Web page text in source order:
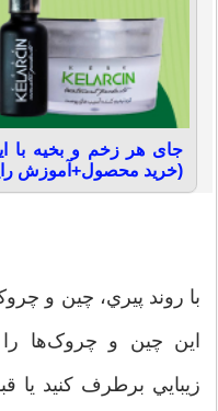
(خرید محصول+آموزش
با روند پيري، چين و
اين چين و چروک‌ها
زيبايي برطرف کنيد يا